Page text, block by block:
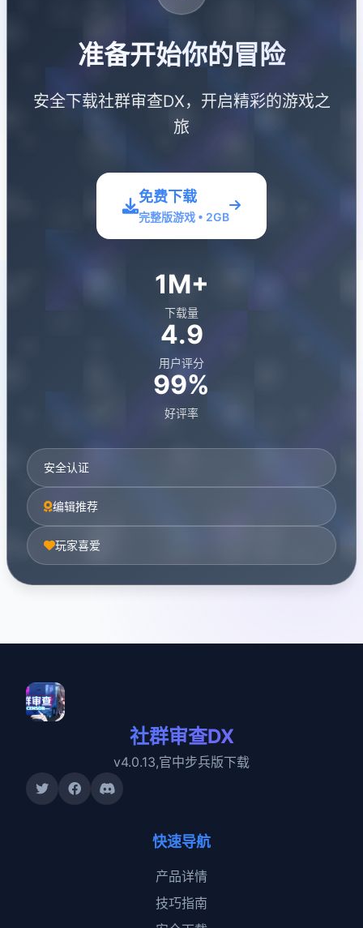
准备开始你的冒险
安全下载社群审查DX，开启精彩的游戏之
旅
免费下载
完整版游戏 • 2GB
1M+
下载量
4.9
用户评分
99%
好评率
安全认证
编辑推荐
玩家喜爱
社群审查DX
v4.0.13,官中步兵版下载
快速导航
产品详情
技巧指南